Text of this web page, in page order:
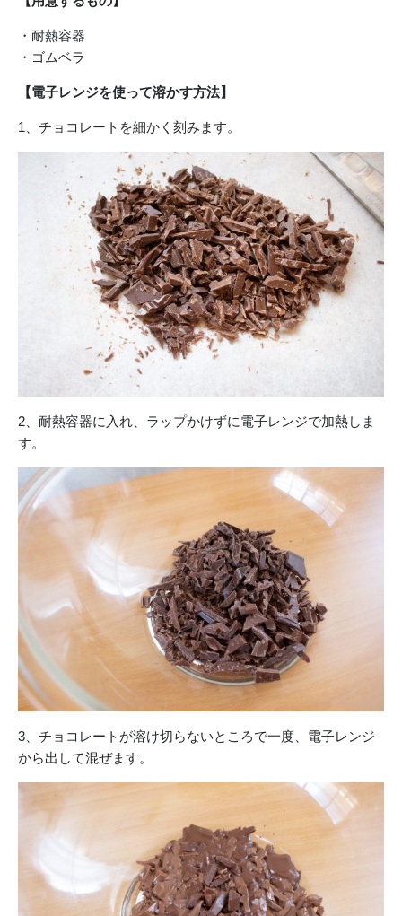
・耐熱容器
・ゴムベラ
【電子レンジを使って溶かす方法】
1、チョコレートを細かく刻みます。
2、耐熱容器に入れ、ラップかけずに電子レンジで加熱しま
す。
3、チョコレートが溶け切らないところで一度、電子レンジ
から出して混ぜます。